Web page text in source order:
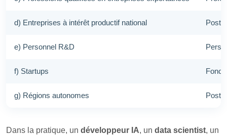
d) Entreprises à intérêt productif national
e) Personnel R&D
f) Startups
g) Régions autonomes
Dans la pratique, un développeur IA, un data scientist, un